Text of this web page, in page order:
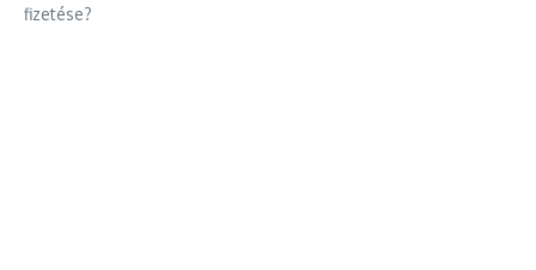
fizetése?